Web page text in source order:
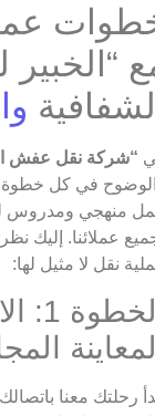
“الخبير
“شركة نقل عفش
في كل خطوة
منهجي ومدروس
عملائنا. إليك
نقل لا مثيل لها:
رحلتك معنا